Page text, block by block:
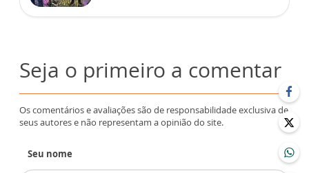
Seja o primeiro a comentar
Os comentários e avaliações são de responsabilidade exclusiva de
seus autores e não representam a opinião do site.
Seu nome